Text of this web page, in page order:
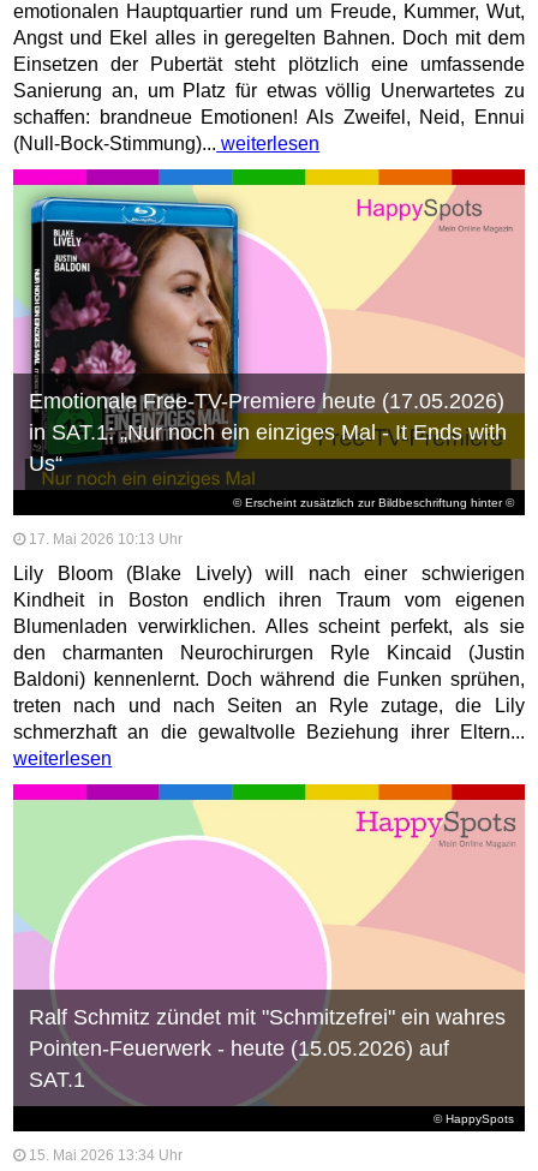
emotionalen Hauptquartier rund um Freude, Kummer, Wut,
Angst und Ekel alles in geregelten Bahnen. Doch mit dem
Einsetzen der Pubertät steht plötzlich eine umfassende
Sanierung an, um Platz für etwas völlig Unerwartetes zu
schaffen: brandneue Emotionen! Als Zweifel, Neid, Ennui
(Null-Bock-Stimmung)... weiterlesen
© Erscheint zusätzlich zur Bildbeschriftung hinter ©
Emotionale Free-TV-Premiere heute (17.05.2026)
in SAT.1: „Nur noch ein einziges Mal - It Ends with
Us“
17. Mai 2026 10:13 Uhr
Lily Bloom (Blake Lively) will nach einer schwierigen
Kindheit in Boston endlich ihren Traum vom eigenen
Blumenladen verwirklichen. Alles scheint perfekt, als sie
den charmanten Neurochirurgen Ryle Kincaid (Justin
Baldoni) kennenlernt. Doch während die Funken sprühen,
treten nach und nach Seiten an Ryle zutage, die Lily
schmerzhaft an die gewaltvolle Beziehung ihrer Eltern...
weiterlesen
© HappySpots
Ralf Schmitz zündet mit "Schmitzefrei" ein wahres
Pointen-Feuerwerk - heute (15.05.2026) auf
SAT.1
15. Mai 2026 13:34 Uhr